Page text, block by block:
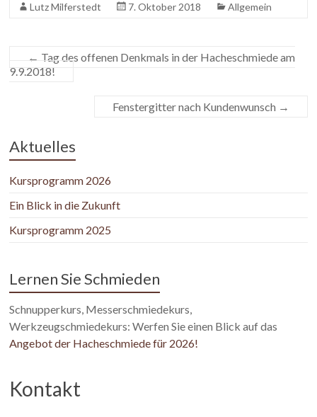
Lutz Milferstedt 7. Oktober 2018 Allgemein
← Tag des offenen Denkmals in der Hacheschmiede am
9.9.2018!
Fenstergitter nach Kundenwunsch →
Aktuelles
Kursprogramm 2026
Ein Blick in die Zukunft
Kursprogramm 2025
Lernen Sie Schmieden
Schnupperkurs, Messerschmiedekurs,
Werkzeugschmiedekurs: Werfen Sie einen Blick auf das
Angebot der Hacheschmiede für 2026!
Kontakt